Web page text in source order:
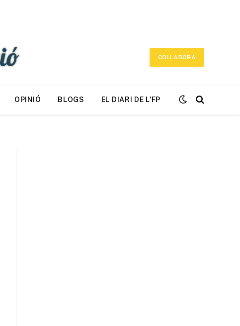
COL·LABORA
OPINIÓ BLOGS EL DIARI DE L’FP